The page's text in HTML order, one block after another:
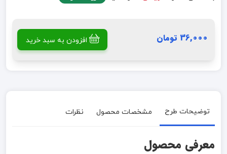
36,000 تومان افزودن به سبد خرید
توضیحات طرح مشخصات محصول نظرات
معرفی محصول